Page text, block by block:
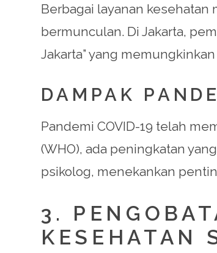
Berbagai layanan
bermunculan. Di Jakarta,
Jakarta” yang
DAMPAK
Pandemi COVID-19 telah
(WHO), ada peningkatan
psikolog, menekankan
3.
KESEHATAN